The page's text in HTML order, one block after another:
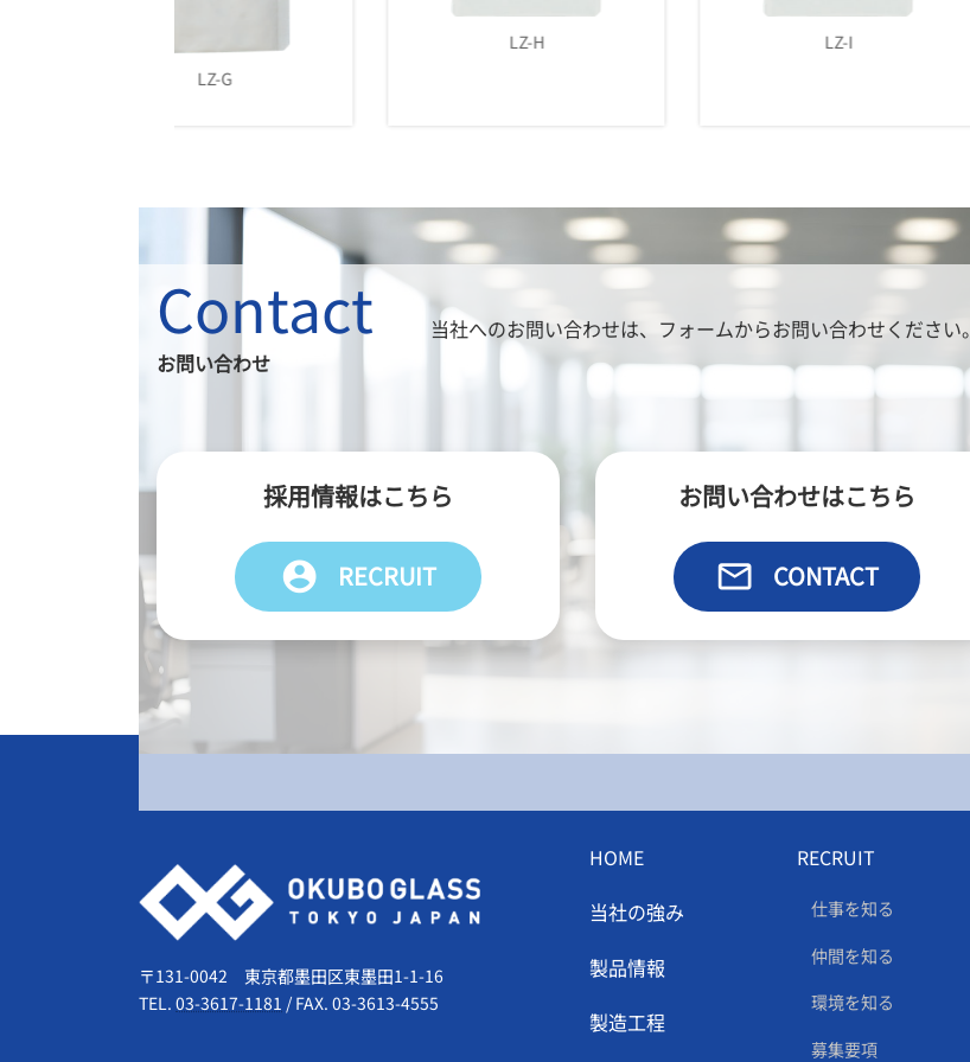
お問い合わせ
Contact 当社へのお問い合わせは、 フォームからお問い合わせください。
採用情報はこちら
account_circle RECRUIT
お問い合わせはこちら
email CONTACT
会社情報
〒131-0042 東京都墨田区東墨田1-1-16
TEL. 03-3617-1181 / FAX. 03-3613-4555
HOME
当社の強み
製品情報
製造工程
RECRUIT
仕事を知る
仲間を知る
環境を知る
募集要項